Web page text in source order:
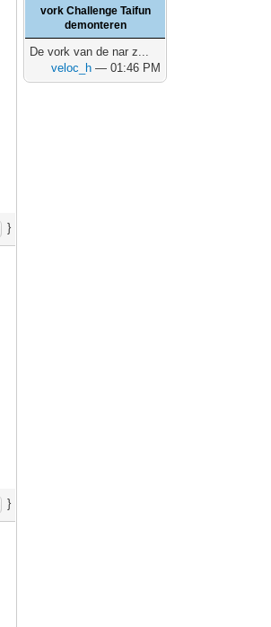
}
}
vork Challenge Taifun
demonteren
De vork van de nar z...
veloc_h — 01:46 PM